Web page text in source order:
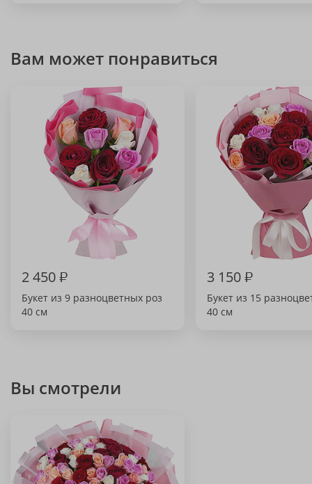
Вам может понравиться
2 450₽
Букет из 9 разноцветных роз
40 см
3 150₽
Букет из 15
40 см
Вы смотрели